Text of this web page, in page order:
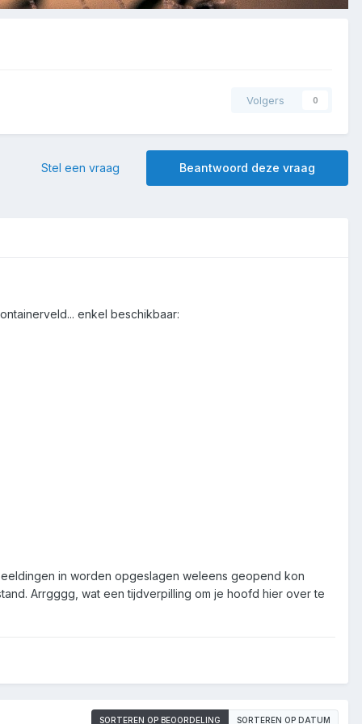
Volgers 0
Beantwoord deze vraag
Stel een vraag
enkel beschikbaar:
in worden opgeslagen weleens geopend kon
Arrgggg, wat een tijdverpilling om je hoofd hier over te
SORTEREN OP BEOORDELING SORTEREN OP DATUM